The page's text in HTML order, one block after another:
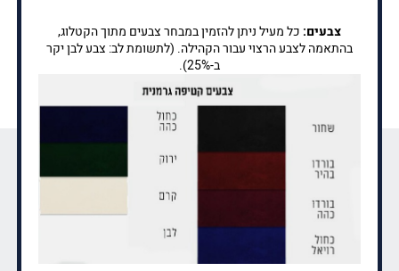
צבעים: כל מעיל ניתן להזמין במבחר צבעים מתוך הקטלוג,
בהתאמה לצבע הרצוי עבור הקהילה. (לתשומת לב: צבע לבן יקר
ב-25%).